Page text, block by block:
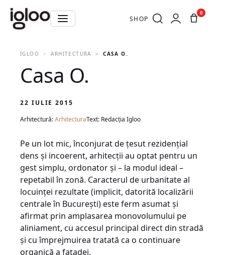
SHOP
0
IGLOO ARHITECTURA CASA O.
Casa O.
22 IULIE 2015
Arhitectură:ArhitecturaText: Redacția Igloo
Pe un lot mic, înconjurat de țesut rezidenţial
dens şi incoerent, arhitecţii au optat pentru un
gest simplu, ordonator şi – la modul ideal –
repetabil în zonă. Caracterul de urbanitate al
locuinţei rezultate (implicit, datorită localizării
centrale în Bucureşti) este ferm asumat şi
afirmat prin amplasarea monovolumului pe
aliniament, cu accesul principal direct din stradă
şi cu împrejmuirea tratată ca o continuare
organică a faţadei.